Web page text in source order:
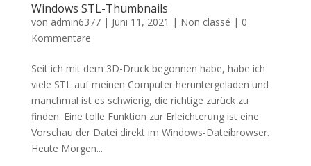
Windows STL-Thumbnails
von admin6377| Juni 11, 2021 | Non classé | 0
Kommentare
Seit ich mit dem 3D-Druck begonnen habe, habe ich
viele STL auf meinen Computer heruntergeladen und
manchmal ist es schwierig, die richtige zurück zu
finden. Eine tolle Funktion zur Erleichterung ist eine
Vorschau der Datei direkt im Windows-Dateibrowser.
Heute Morgen...